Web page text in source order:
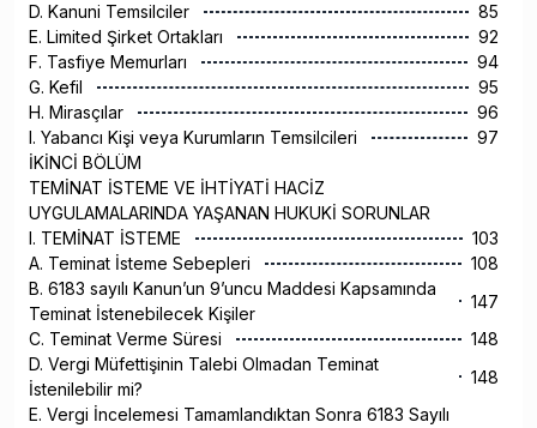
D. Kanuni Temsilciler
85
E. Limited Şirket Ortakları
92
F. Tasfiye Memurları
94
G. Kefil
95
H. Mirasçılar
96
I. Yabancı Kişi veya Kurumların Temsilcileri
97
İKİNCİ BÖLÜM
TEMİNAT İSTEME VE İHTİYATİ HACİZ
UYGULAMALARINDA YAŞANAN HUKUKİ SORUNLAR
I. TEMİNAT İSTEME
103
A. Teminat İsteme Sebepleri
108
B. 6183 sayılı Kanun’un 9’uncu Maddesi Kapsamında
Teminat İstenebilecek Kişiler
147
C. Teminat Verme Süresi
148
D. Vergi Müfettişinin Talebi Olmadan Teminat
İstenilebilir mi?
148
E. Vergi İncelemesi Tamamlandıktan Sonra 6183 Sayılı